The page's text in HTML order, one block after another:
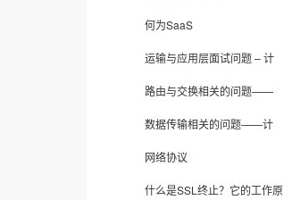
何为SaaS
运输与应用层面试问题 – 计
路由与交换相关的问题——
数据传输相关的问题——计
网络协议
什么是SSL终止？它的工作原